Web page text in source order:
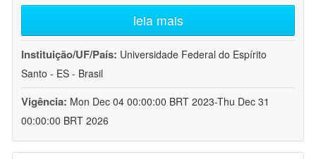
leia mais
Instituição/UF/País: Universidade Federal do Espírito
Santo - ES - Brasil
Vigência: Mon Dec 04 00:00:00 BRT 2023-Thu Dec 31
00:00:00 BRT 2026